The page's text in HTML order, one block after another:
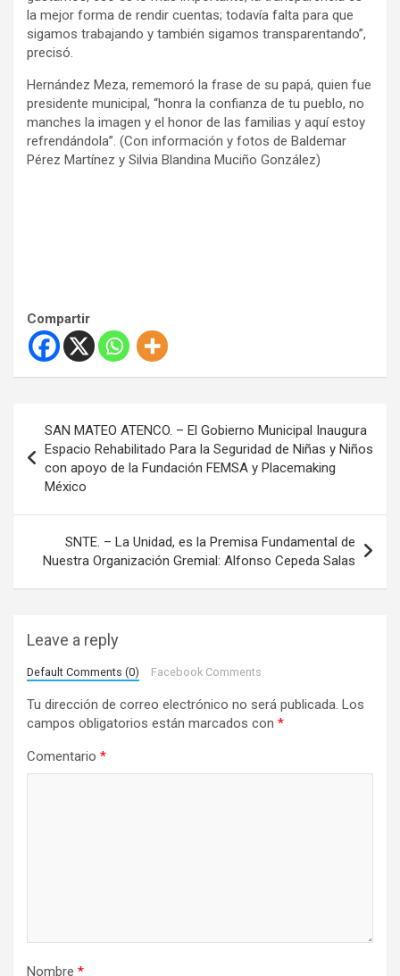
la mejor forma de rendir cuentas; todavía falta para que
sigamos trabajando y también sigamos transparentando”,
precisó.
Hernández Meza, rememoró la frase de su papá, quien fue
presidente municipal, “honra la confianza de tu pueblo, no
manches la imagen y el honor de las familias y aquí estoy
refrendándola”. (Con información y fotos de Baldemar
Pérez Martínez y Silvia Blandina Muciño González)
Compartir
c
SAN MATEO ATENCO. – El Gobierno Municipal Inaugura
Espacio Rehabilitado Para la Seguridad de Niñas y Niños
con apoyo de la Fundación FEMSA y Placemaking
México
SNTE. – La Unidad, es la Premisa Fundamental de
Nuestra Organización Gremial: Alfonso Cepeda Salas
Leave a reply
Default Comments (0) Facebook Comments
Tu dirección de correo electrónico no será publicada. Los
campos obligatorios están marcados con *
Comentario *
Nombre *